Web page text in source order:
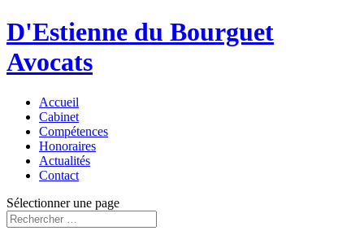
D'Estienne du Bourguet
Avocats
Accueil
Cabinet
Compétences
Honoraires
Actualités
Contact
Sélectionner une page